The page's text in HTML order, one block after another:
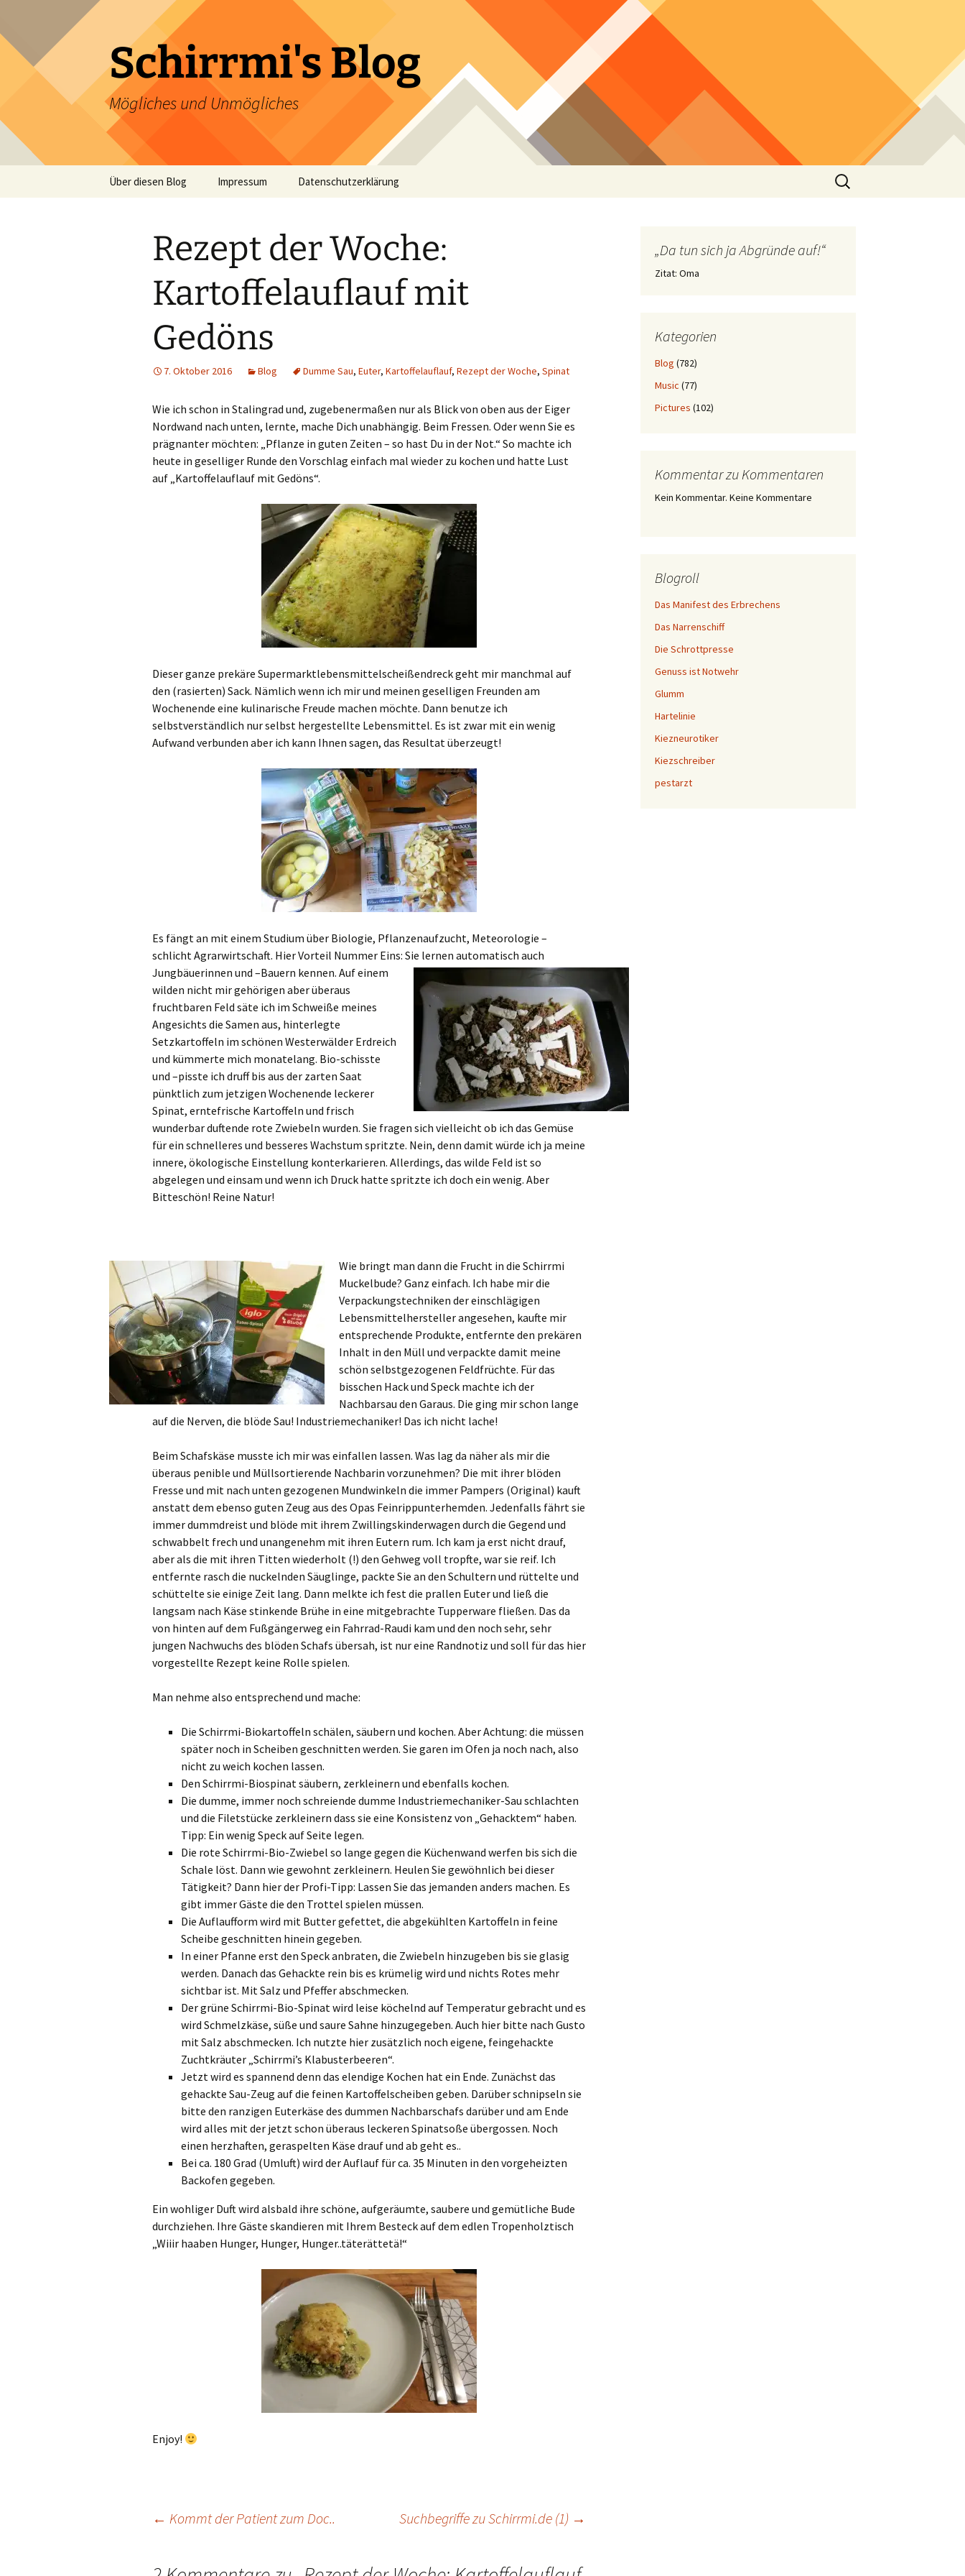
springen
Schirrmi's Blog
Mögliches und Unmögliches
Über diesen Blog Impressum Datenschutzerklärung
Suchen
nach:
Rezept der Woche:
Kartoffelauflauf mit
Gedöns
7. Oktober 2016 Blog Dumme Sau, Euter, Kartoffelauflauf, Rezept der Woche, Spinat
Wie ich schon in Stalingrad und, zugebenermaßen nur als Blick von oben aus der Eiger
Nordwand nach unten, lernte, mache Dich unabhängig. Beim Fressen. Oder wenn Sie es
prägnanter möchten: „Pflanze in guten Zeiten – so hast Du in der Not.“ So machte ich
heute in geselliger Runde den Vorschlag einfach mal wieder zu kochen und hatte Lust
auf „Kartoffelauflauf mit Gedöns“.
Dieser ganze prekäre Supermarktlebensmittelscheißendreck geht mir manchmal auf
den (rasierten) Sack. Nämlich wenn ich mir und meinen geselligen Freunden am
Wochenende eine kulinarische Freude machen möchte. Dann benutze ich
selbstverständlich nur selbst hergestellte Lebensmittel. Es ist zwar mit ein wenig
Aufwand verbunden aber ich kann Ihnen sagen, das Resultat überzeugt!
Es fängt an mit einem Studium über Biologie, Pflanzenaufzucht, Meteorologie –
schlicht Agrarwirtschaft. Hier Vorteil Nummer Eins: Sie lernen automatisch auch
Jungbäuerinnen und –Bauern kennen. Auf einem
wilden nicht mir gehörigen aber überaus
fruchtbaren Feld säte ich im Schweiße meines
Angesichts die Samen aus, hinterlegte
Setzkartoffeln im schönen Westerwälder Erdreich
und kümmerte mich monatelang. Bio-schisste
und –pisste ich druff bis aus der zarten Saat
pünktlich zum jetzigen Wochenende leckerer
Spinat, erntefrische Kartoffeln und frisch
wunderbar duftende rote Zwiebeln wurden. Sie fragen sich vielleicht ob ich das Gemüse
für ein schnelleres und besseres Wachstum spritzte. Nein, denn damit würde ich ja meine
innere, ökologische Einstellung konterkarieren. Allerdings, das wilde Feld ist so
abgelegen und einsam und wenn ich Druck hatte spritzte ich doch ein wenig. Aber
Bitteschön! Reine Natur!
Wie bringt man dann die Frucht in die Schirrmi
Muckelbude? Ganz einfach. Ich habe mir die
Verpackungstechniken der einschlägigen
Lebensmittelhersteller angesehen, kaufte mir
entsprechende Produkte, entfernte den prekären
Inhalt in den Müll und verpackte damit meine
schön selbstgezogenen Feldfrüchte. Für das
bisschen Hack und Speck machte ich der
Nachbarsau den Garaus. Die ging mir schon lange
auf die Nerven, die blöde Sau! Industriemechaniker! Das ich nicht lache!
Beim Schafskäse musste ich mir was einfallen lassen. Was lag da näher als mir die
überaus penible und Müllsortierende Nachbarin vorzunehmen? Die mit ihrer blöden
Fresse und mit nach unten gezogenen Mundwinkeln die immer Pampers (Original) kauft
anstatt dem ebenso guten Zeug aus des Opas Feinrippunterhemden. Jedenfalls fährt sie
immer dummdreist und blöde mit ihrem Zwillingskinderwagen durch die Gegend und
schwabbelt frech und unangenehm mit ihren Eutern rum. Ich kam ja erst nicht drauf,
aber als die mit ihren Titten wiederholt (!) den Gehweg voll tropfte, war sie reif. Ich
entfernte rasch die nuckelnden Säuglinge, packte Sie an den Schultern und rüttelte und
schüttelte sie einige Zeit lang. Dann melkte ich fest die prallen Euter und ließ die
langsam nach Käse stinkende Brühe in eine mitgebrachte Tupperware fließen. Das da
von hinten auf dem Fußgängerweg ein Fahrrad-Raudi kam und den noch sehr, sehr
jungen Nachwuchs des blöden Schafs übersah, ist nur eine Randnotiz und soll für das hier
vorgestellte Rezept keine Rolle spielen.
Man nehme also entsprechend und mache:
Die Schirrmi-Biokartoffeln schälen, säubern und kochen. Aber Achtung: die müssen
später noch in Scheiben geschnitten werden. Sie garen im Ofen ja noch nach, also
nicht zu weich kochen lassen.
Den Schirrmi-Biospinat säubern, zerkleinern und ebenfalls kochen.
Die dumme, immer noch schreiende dumme Industriemechaniker-Sau schlachten
und die Filetstücke zerkleinern dass sie eine Konsistenz von „Gehacktem“ haben.
Tipp: Ein wenig Speck auf Seite legen.
Die rote Schirrmi-Bio-Zwiebel so lange gegen die Küchenwand werfen bis sich die
Schale löst. Dann wie gewohnt zerkleinern. Heulen Sie gewöhnlich bei dieser
Tätigkeit? Dann hier der Profi-Tipp: Lassen Sie das jemanden anders machen. Es
gibt immer Gäste die den Trottel spielen müssen.
Die Auflaufform wird mit Butter gefettet, die abgekühlten Kartoffeln in feine
Scheibe geschnitten hinein gegeben.
In einer Pfanne erst den Speck anbraten, die Zwiebeln hinzugeben bis sie glasig
werden. Danach das Gehackte rein bis es krümelig wird und nichts Rotes mehr
sichtbar ist. Mit Salz und Pfeffer abschmecken.
Der grüne Schirrmi-Bio-Spinat wird leise köchelnd auf Temperatur gebracht und es
wird Schmelzkäse, süße und saure Sahne hinzugegeben. Auch hier bitte nach Gusto
mit Salz abschmecken. Ich nutzte hier zusätzlich noch eigene, feingehackte
Zuchtkräuter „Schirrmi’s Klabusterbeeren“.
Jetzt wird es spannend denn das elendige Kochen hat ein Ende. Zunächst das
gehackte Sau-Zeug auf die feinen Kartoffelscheiben geben. Darüber schnipseln sie
bitte den ranzigen Euterkäse des dummen Nachbarschafs darüber und am Ende
wird alles mit der jetzt schon überaus leckeren Spinatsoße übergossen. Noch
einen herzhaften, geraspelten Käse drauf und ab geht es..
Bei ca. 180 Grad (Umluft) wird der Auflauf für ca. 35 Minuten in den vorgeheizten
Backofen gegeben.
Ein wohliger Duft wird alsbald ihre schöne, aufgeräumte, saubere und gemütliche Bude
durchziehen. Ihre Gäste skandieren mit Ihrem Besteck auf dem edlen Tropenholztisch
„Wiiir haaben Hunger, Hunger, Hunger..täterättetä!“
Enjoy!
Beitragsnavigation
← Kommt der Patient zum Doc.. Suchbegriffe zu Schirrmi.de (1) →
„Da tun sich ja Abgründe auf!“
Zitat: Oma
Kategorien
Blog (782)
Music (77)
Pictures (102)
Kommentar zu Kommentaren
Kein Kommentar. Keine Kommentare
Blogroll
Das Manifest des Erbrechens
Das Narrenschiff
Die Schrottpresse
Genuss ist Notwehr
Glumm
Hartelinie
Kiezneurotiker
Kiezschreiber
pestarzt